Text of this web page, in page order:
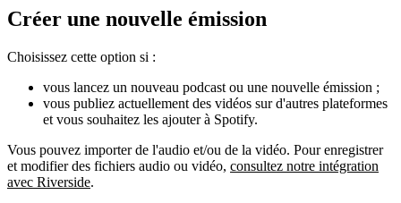
Créer une nouvelle émission
Choisissez cette option si :
vous lancez un nouveau podcast ou une nouvelle émission ;
vous publiez actuellement des vidéos sur d'autres plateformes
et vous souhaitez les ajouter à Spotify.
Vous pouvez importer de l'audio et/ou de la vidéo. Pour enregistrer
et modifier des fichiers audio ou vidéo, consultez notre intégration
avec Riverside.